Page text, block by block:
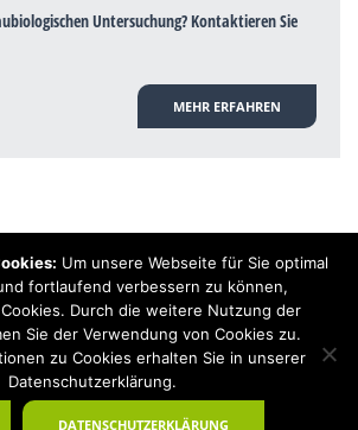
Untersuchung? Kontaktieren Sie
MEHR ERFAHREN
Studien, die einen Zusammenhang zwischen
Problemen aufzeigen, ist es von der
bisher wissenschaftlich nicht anerkannt, dass
gesundheitliche Auswirkungen haben können.
für die Akkupunktur und die
einen Baubiologen? Baubiologe Baldermnn - Ihr
Um unsere Webseite für Sie optimal
fortlaufend verbessern zu können,
Durch die weitere Nutzung der
Sie der Verwendung von Cookies zu.
zu Cookies erhalten Sie in unserer
Datenschutzerklärung.
DATENSCHUTZERKLÄRUNG